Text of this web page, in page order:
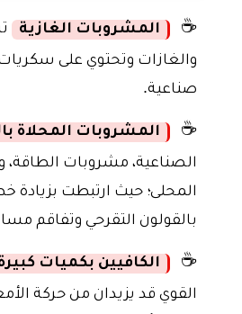
☕ المشروبات الغازية
والغازات وتحتوي على
صناعية.
☕ المشروبات المحلاة
الصناعية، مشروبات الطاقة،
المحلى؛ حيث ارتبطت بزيادة
بالقولون التقرحي وتفاقم
☕ الكافيين بكميات
القوي قد يزيدان من حركة